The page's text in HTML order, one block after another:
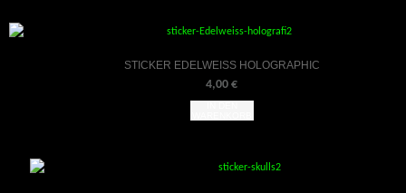
STICKER EDELWEISS HOLOGRAPHIC
4,00 €